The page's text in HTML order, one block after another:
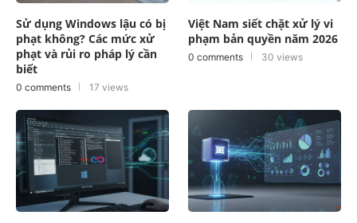
Sử dụng Windows lậu có bị
phạt không? Các mức xử
phạt và rủi ro pháp lý cần
biết
0 comments 17 views
Việt Nam siết chặt xử lý vi
phạm bản quyền năm 2026
0 comments 30 views